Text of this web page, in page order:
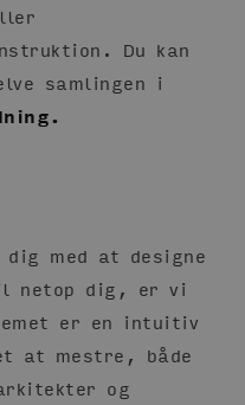
Du kan
samlingen i
med at designe
netop dig, er vi
er en intuitiv
at mestre, både
og